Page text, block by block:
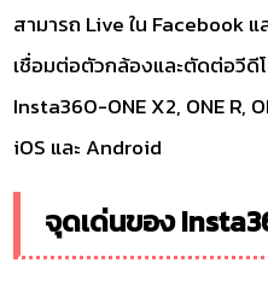
สามารถ Live ใน Facebook
เชื่อมต่อตัวกล้องและตัดต่อวีดี
Insta360-ONE X2, ONE R,
iOS และ Android
จุดเด่นของ